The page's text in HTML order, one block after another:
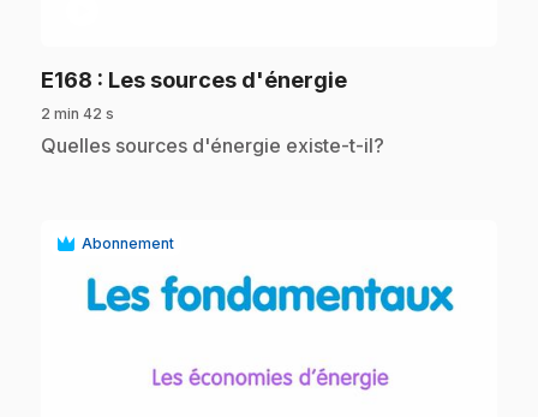
E168 : Les sources d'énergie.
2 min 42 s
.Quelles sources d'énergie existe-t-il?
Abonnement